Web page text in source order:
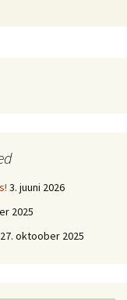
3. juuni 2026
2025
27. oktoober 2025